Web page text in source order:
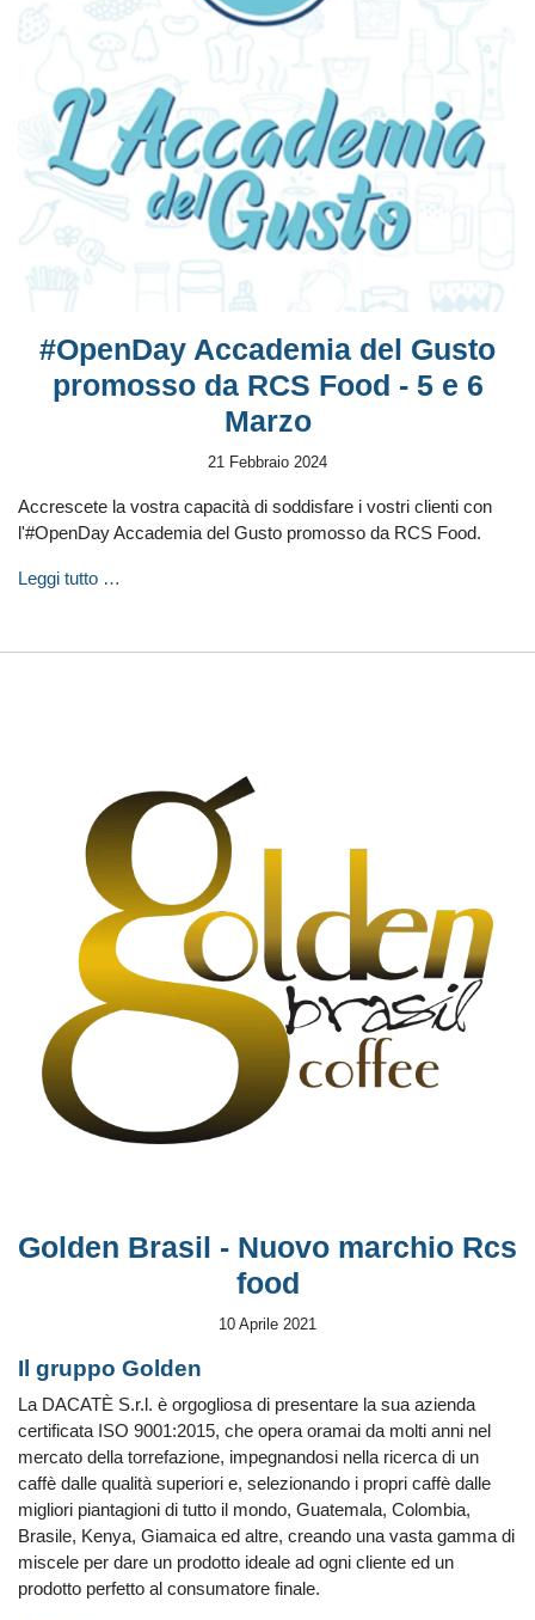
#OpenDay Accademia del Gusto
promosso da RCS Food - 5 e 6
Marzo
21 Febbraio 2024
Accrescete la vostra capacità di soddisfare i vostri clienti con
l'#OpenDay Accademia del Gusto promosso da RCS Food.
Leggi tutto …
Golden Brasil - Nuovo marchio Rcs
food
10 Aprile 2021
Il gruppo Golden
La DACATÈ S.r.l. è orgogliosa di presentare la sua azienda
certificata ISO 9001:2015, che opera oramai da molti anni nel
mercato della torrefazione, impegnandosi nella ricerca di un
caffè dalle qualità superiori e, selezionando i propri caffè dalle
migliori piantagioni di tutto il mondo, Guatemala, Colombia,
Brasile, Kenya, Giamaica ed altre, creando una vasta gamma di
miscele per dare un prodotto ideale ad ogni cliente ed un
prodotto perfetto al consumatore finale.